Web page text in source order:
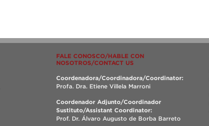
FALE CONOSCO/HABLE CON
NOSOTROS/CONTACT US
Coordenadora/Coordinadora/Coordinator:
Profa. Dra. Etiene Villela Marroni
Coordenador Adjunto/Coordinador
Sustituto/Assistant Coordinator:
Prof. Dr. Álvaro Augusto de Borba Barreto